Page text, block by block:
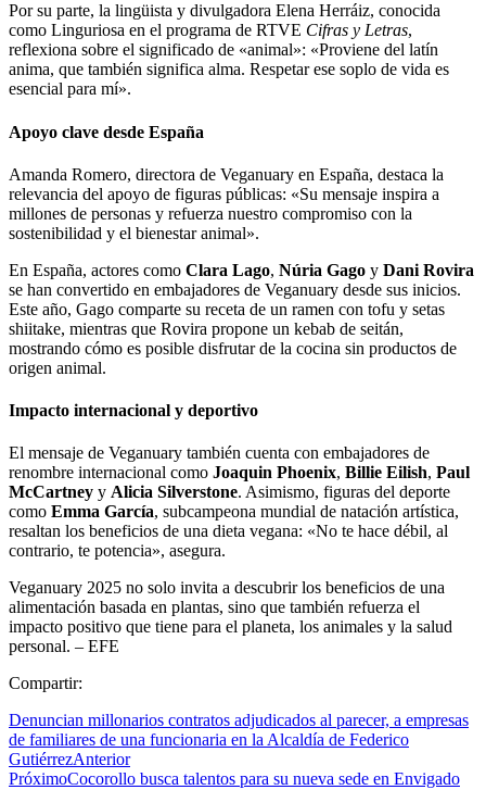
Por su parte, la lingüista y divulgadora Elena Herráiz, conocida
como Linguriosa en el programa de RTVE Cifras y Letras,
reflexiona sobre el significado de «animal»: «Proviene del latín
anima, que también significa alma. Respetar ese soplo de vida es
esencial para mí».
Apoyo clave desde España
Amanda Romero, directora de Veganuary en España, destaca la
relevancia del apoyo de figuras públicas: «Su mensaje inspira a
millones de personas y refuerza nuestro compromiso con la
sostenibilidad y el bienestar animal».
En España, actores como Clara Lago, Núria Gago y Dani Rovira
se han convertido en embajadores de Veganuary desde sus inicios.
Este año, Gago comparte su receta de un ramen con tofu y setas
shiitake, mientras que Rovira propone un kebab de seitán,
mostrando cómo es posible disfrutar de la cocina sin productos de
origen animal.
Impacto internacional y deportivo
El mensaje de Veganuary también cuenta con embajadores de
renombre internacional como Joaquin Phoenix, Billie Eilish, Paul
McCartney y Alicia Silverstone. Asimismo, figuras del deporte
como Emma García, subcampeona mundial de natación artística,
resaltan los beneficios de una dieta vegana: «No te hace débil, al
contrario, te potencia», asegura.
Veganuary 2025 no solo invita a descubrir los beneficios de una
alimentación basada en plantas, sino que también refuerza el
impacto positivo que tiene para el planeta, los animales y la salud
personal. – EFE
Compartir:
Denuncian millonarios contratos adjudicados al parecer, a empresas
de familiares de una funcionaria en la Alcaldía de Federico
GutiérrezAnterior
PróximoCocorollo busca talentos para su nueva sede en Envigado